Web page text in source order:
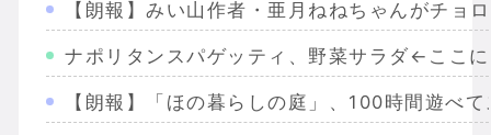
【朗報】みい山作者・亜月ねねちゃんがチョ
ナポリタンスパゲッティ、野菜サラダ←ここ
【朗報】「ほの暮らしの庭」、100時間遊べ